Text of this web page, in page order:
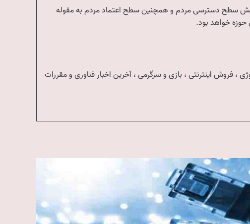
سطح دسترسی مردم و همچنین سطح اعتماد مردم به مقوله
حوزه خواهد بود.
، فروش اینترنتی ، بازی و سرگرمی ، آخرین اخبار فناوری و مقررات